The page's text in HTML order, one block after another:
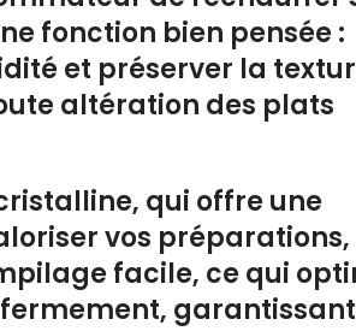
fonction bien pensée :
et préserver la
altération des plats
qui offre une
vos préparations,
facile, ce qui
fermement,